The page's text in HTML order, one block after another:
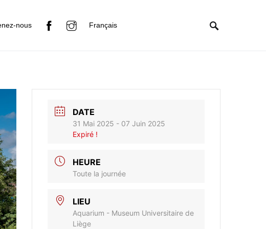
nous Français
DATE
31 Mai 2025 - 07 Juin 2025
Expiré !
HEURE
Toute la journée
LIEU
Aquarium - Museum Universitaire de
Liège